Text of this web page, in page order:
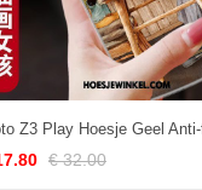
€ 32.00